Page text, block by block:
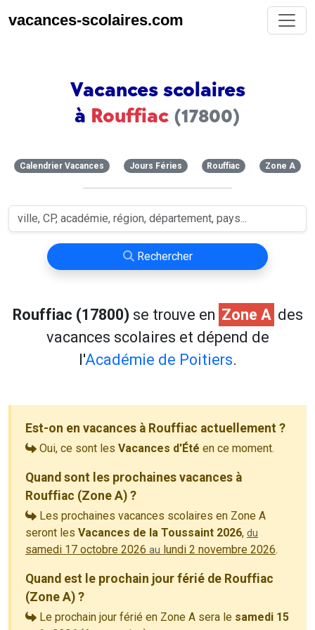
vacances-scolaires.com
Vacances scolaires
à Rouffiac (17800)
Calendrier Vacances Jours Féries Rouffiac Zone A
Rechercher
Rouffiac (17800) se trouve en Zone A des
vacances scolaires et dépend de
l'Académie de Poitiers.
Est-on en vacances à Rouffiac actuellement ?
Oui, ce sont les Vacances d'Été en ce moment.
Quand sont les prochaines vacances à
Rouffiac (Zone A) ?
Les prochaines vacances scolaires en Zone A
seront les Vacances de la Toussaint 2026, du
samedi 17 octobre 2026 au lundi 2 novembre 2026.
Quand est le prochain jour férié de Rouffiac
(Zone A) ?
Le prochain jour férié en Zone A sera le samedi 15